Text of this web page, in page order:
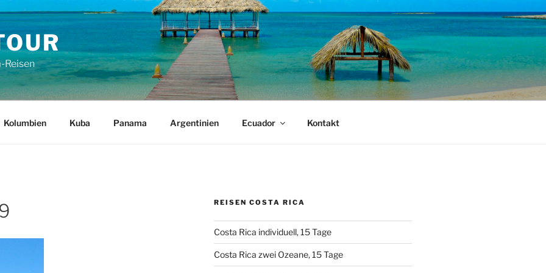
Reisen
Kolumbien Kuba Panama Argentinien Ecuador Kontakt
REISEN COSTA RICA
Costa Rica individuell, 15 Tage
Costa Rica zwei Ozeane, 15 Tage